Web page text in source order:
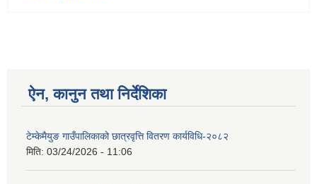
ऐन, कानुन तथा निर्देशिका
टेम्केमैयुङ गाउँपालिकाको छात्रवृत्ति वितरण कार्यविधि-२०८२
मिति: 03/24/2026 - 11:06